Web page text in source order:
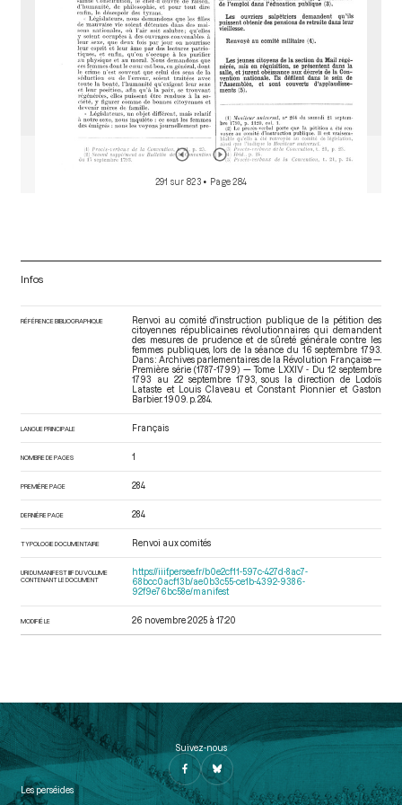
291 sur 823 • Page 284
Infos
RÉFÉRENCE BIBLIOGRAPHIQUE
Renvoi au comité d'instruction publique de la pétition des
citoyennes républicaines révolutionnaires qui demandent
des mesures de prudence et de sûreté générale contre les
femmes publiques, lors de la séance du 16 septembre 1793.
Dans : Archives parlementaires de la Révolution Française —
Première série (1787-1799) — Tome LXXIV - Du 12 septembre
1793 au 22 septembre 1793 , sous la direction de Lodoïs
Lataste et Louis Claveau et Constant Pionnier et Gaston
Barbier. 1909. p. 284.
LANGUE PRINCIPALE Français
NOMBRE DE PAGES 1
PREMIÈRE PAGE 284
DERNIÈRE PAGE 284
TYPOLOGIE DOCUMENTAIRE Renvoi aux comités
URI DU MANIFEST IIIF DU VOLUME
CONTENANT LE DOCUMENT
https://iiif.persee.fr/b0e2cf11-597c-427d-8ac7-
68bcc0acf13b/ae0b3c55-ce1b-4392-9386-
92f9e76bc58e/manifest
MODIFIÉ LE 26 novembre 2025 à 17:20
Suivez-nous
Les perséides